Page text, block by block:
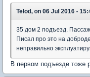
Telod, on 06 Jul 2016 -
35 дом 2 подъезд.
Писал про это на
неправильно
В первом подъезде тоже